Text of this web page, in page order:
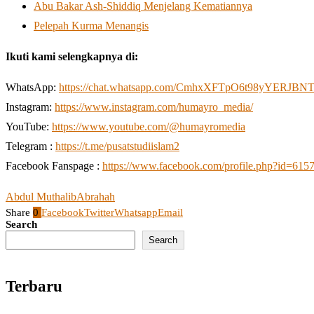
Abu Bakar Ash-Shiddiq Menjelang Kematiannya
Pelepah Kurma Menangis
Ikuti kami selengkapnya di:
WhatsApp: https://chat.whatsapp.com/
Instagram: https://www.instagram.com/humayro_media/
YouTube: https://www.youtube.com/@humayromedia
Telegram : https://t.me/pusatstudiislam2
Facebook Fanspage : https://www.facebook.com/
Abdul MuthalibAbrahah
Share 0 FacebookTwitterWhatsappEmail
Search
Search
Terbaru